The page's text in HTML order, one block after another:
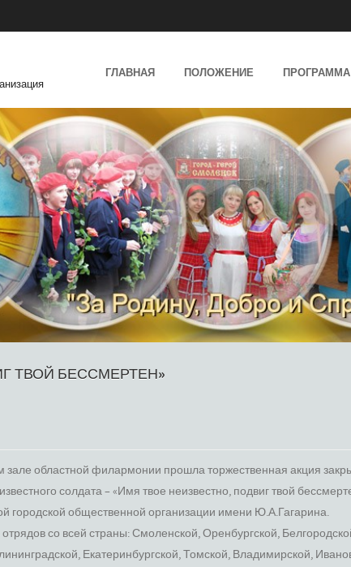
SKIP TO CONTENT
ГЛАВНАЯ ПОЛОЖЕНИЕ ПРОГРАММА
ТВОЙ БЕССМЕРТЕН»
зале областной филармонии прошла торжественная акция
солдата – «Имя твое неизвестно, подвиг твой
городской общественной организации имени Ю.А.Гагарина.
со всей страны: Смоленской, Оренбургской,
Екатеринбургской, Томской, Владимирской,